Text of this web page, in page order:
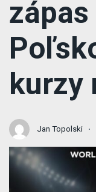
kurzy
Jan Topolski